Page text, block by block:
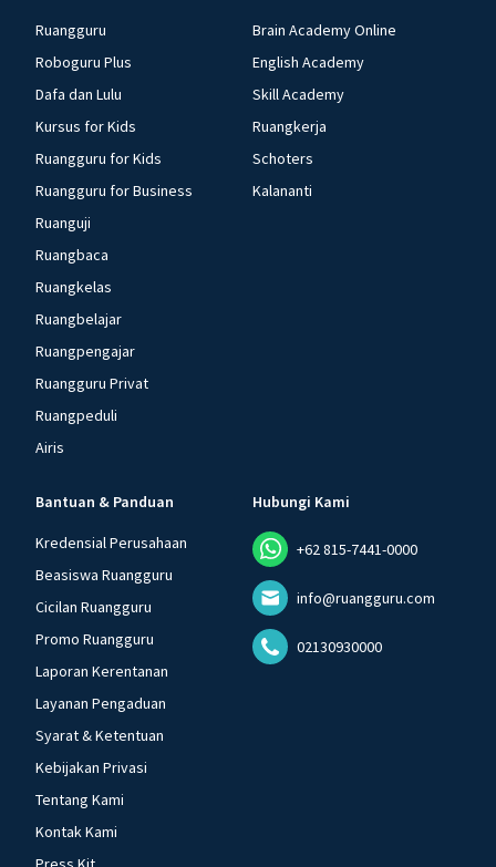
Ruangguru
Roboguru Plus
Dafa dan Lulu
Kursus for Kids
Ruangguru for Kids
Ruangguru for Business
Ruanguji
Ruangbaca
Ruangkelas
Ruangbelajar
Ruangpengajar
Ruangguru Privat
Ruangpeduli
Airis
Brain Academy Online
English Academy
Skill Academy
Ruangkerja
Schoters
Kalananti
Bantuan & Panduan
Kredensial Perusahaan
Beasiswa Ruangguru
Cicilan Ruangguru
Promo Ruangguru
Laporan Kerentanan
Layanan Pengaduan
Syarat & Ketentuan
Kebijakan Privasi
Tentang Kami
Kontak Kami
Hubungi Kami
+62 815-7441-0000
info@ruangguru.com
02130930000